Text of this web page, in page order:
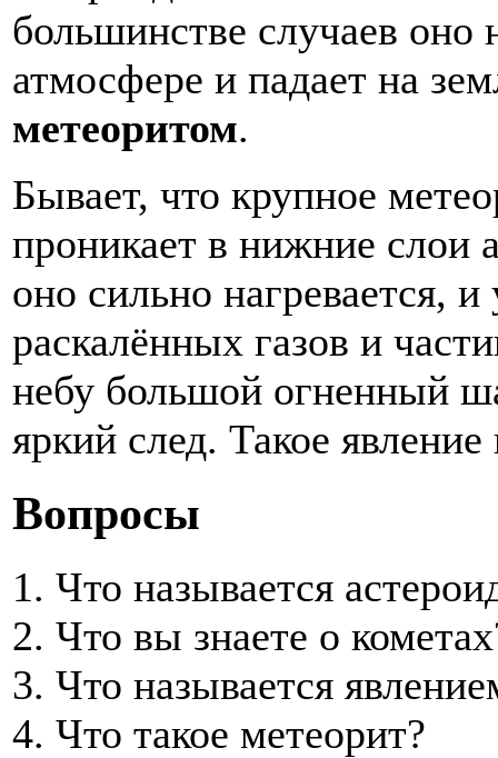
большинстве случаев оно
атмосфере и падает на
метеоритом.
Бывает, что крупное
проникает в нижние слои
оно сильно нагревается, и
раскалённых газов и
небу большой огненный
яркий след. Такое
Вопросы
1. Что называется
2. Что вы знаете о
3. Что называется
4. Что такое метеорит?